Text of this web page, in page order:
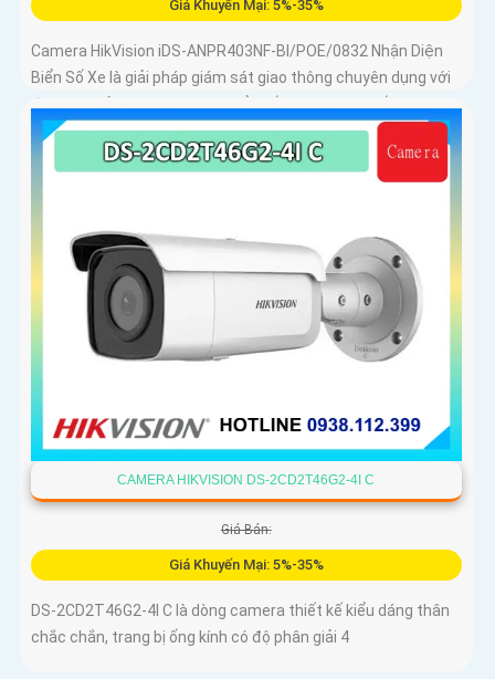
Giá Khuyến Mại: 5%-35%
Camera HikVision iDS-ANPR403NF-BI/POE/0832 Nhận Diện
Biển Số Xe là giải pháp giám sát giao thông chuyên dụng với
độ phân giải 4MP nhận diện biển số phương tiện tốc độ từ 5
đến 120km/h cảm biến 1/1
CAMERA HIKVISION DS-2CD2T46G2-4I C
Giá Bán:
Giá Khuyến Mại: 5%-35%
DS-2CD2T46G2-4I C là dòng camera thiết kế kiểu dáng thân
chắc chắn, trang bị ống kính có độ phân giải 4